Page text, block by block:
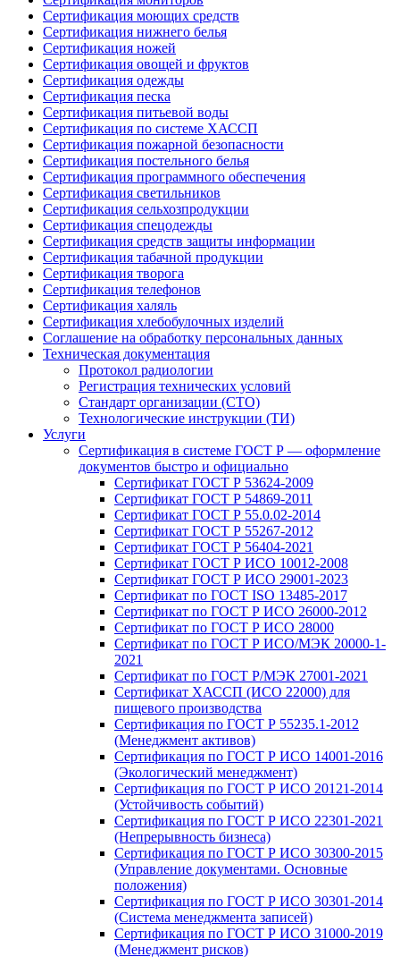
Сертификация моющих средств
Сертификация нижнего белья
Сертификация ножей
Сертификация овощей и фруктов
Сертификация одежды
Сертификация песка
Сертификация питьевой воды
Сертификация по системе ХАССП
Сертификация пожарной безопасности
Сертификация постельного белья
Сертификация программного обеспечения
Сертификация светильников
Сертификация сельхозпродукции
Сертификация спецодежды
Сертификация средств защиты информации
Сертификация табачной продукции
Сертификация творога
Сертификация телефонов
Сертификация халяль
Сертификация хлебобулочных изделий
Соглашение на обработку персональных данных
Техническая документация
Протокол радиологии
Регистрация технических условий
Стандарт организации (СТО)
Технологические инструкции (ТИ)
Услуги
Сертификация в системе ГОСТ Р — оформление
документов быстро и официально
Сертификат ГОСТ Р 53624-2009
Сертификат ГОСТ Р 54869-2011
Сертификат ГОСТ Р 55.0.02-2014
Сертификат ГОСТ Р 55267-2012
Сертификат ГОСТ Р 56404-2021
Сертификат ГОСТ Р ИСО 10012-2008
Сертификат ГОСТ Р ИСО 29001-2023
Сертификат по ГОСТ ISO 13485-2017
Сертификат по ГОСТ Р ИСО 26000-2012
Сертификат по ГОСТ Р ИСО 28000
Сертификат по ГОСТ Р ИСО/МЭК 20000-1-
2021
Сертификат по ГОСТ Р/МЭК 27001-2021
Сертификат ХАССП (ИСО 22000) для
пищевого производства
Сертификация по ГОСТ Р 55235.1-2012
(Менеджмент активов)
Сертификация по ГОСТ Р ИСО 14001-2016
(Экологический менеджмент)
Сертификация по ГОСТ Р ИСО 20121-2014
(Устойчивость событий)
Сертификация по ГОСТ Р ИСО 22301-2021
(Непрерывность бизнеса)
Сертификация по ГОСТ Р ИСО 30300-2015
(Управление документами. Основные
положения)
Сертификация по ГОСТ Р ИСО 30301-2014
(Система менеджмента записей)
Сертификация по ГОСТ Р ИСО 31000-2019
(Менеджмент рисков)